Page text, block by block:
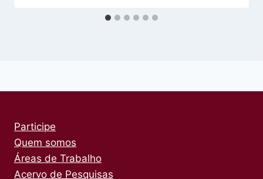
Participe
Quem somos
Áreas de Trabalho
Acervo de Pesquisas